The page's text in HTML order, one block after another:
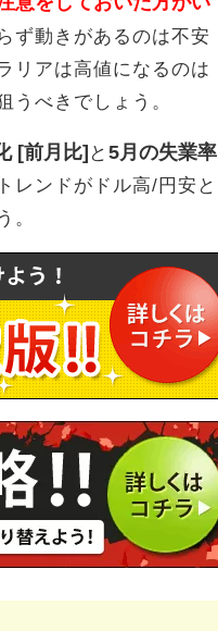
ず動きがあるのは不安
リアは高値になるのは
うべきでしょう。
[前月比] と 5月の失業率
レンドがドル高/円安と
。